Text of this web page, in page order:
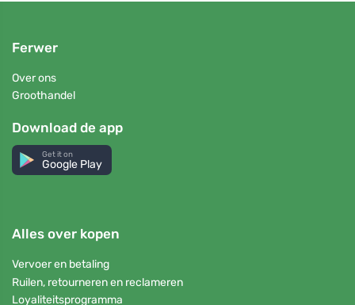
Ferwer
Over ons
Groothandel
Download de app
Get it on
Google Play
Alles over kopen
Vervoer en betaling
Ruilen, retourneren en reclameren
Loyaliteitsprogramma